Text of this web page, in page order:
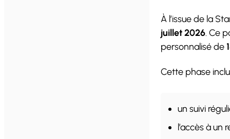
À l’issue de la
juillet 2026. Ce
personnalisé de
Cette phase
un suivi
l’accès à un